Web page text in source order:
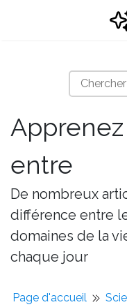
entre
De nombreux
différence entre
domaines de la
chaque jour
Page d'accueil